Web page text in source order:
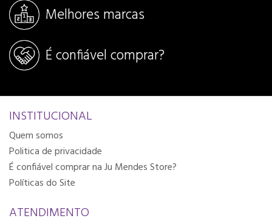
Melhores marcas
É confiável comprar?
INSTITUCIONAL
Quem somos
Politica de privacidade
É confiável comprar na Ju Mendes Store?
Políticas do Site
ATENDIMENTO